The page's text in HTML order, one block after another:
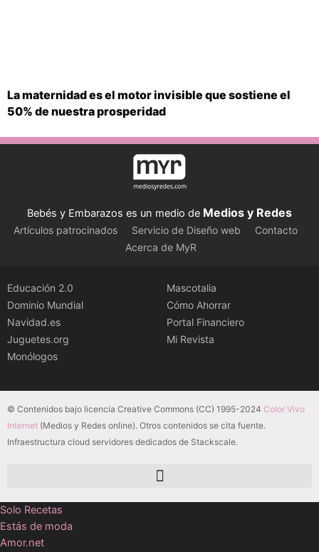
La maternidad es el motor invisible que sostiene el
50% de nuestra prosperidad
Bebés y Embarazos es un medio de Medios y Redes
Artículos patrocinados Servicio de Diseño web
Contacto
Acerca de MyR
Educación 2.0
Dominio Mundial
Navidad.es
Juguetes.org
Monólogos
Mascotalia
Cómo Ahorrar
Portal Financiero
Mi Revista
© Contenidos bajo licencia Creative Commons (CC) 1995-2024 Color Vivo
Internet (Medios y Redes online). Otros contenidos se cita fuente.
Infraestructura cloud servidores dedicados de Stackscale.
Solo Recetas
Estás de moda
Amor.net